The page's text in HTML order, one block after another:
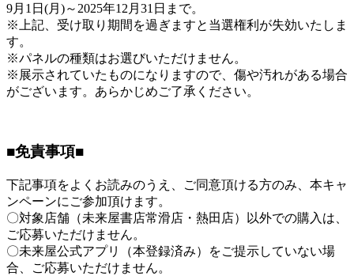
9月1日(月)～2025年12月31日まで。
※上記、受け取り期間を過ぎますと当選権利が失効いたしま
す。
※パネルの種類はお選びいただけません。
※展示されていたものになりますので、傷や汚れがある場合
がございます。あらかじめご了承ください。
■免責事項■
下記事項をよくお読みのうえ、ご同意頂ける方のみ、本キャ
ンペーンにご参加頂けます。
〇対象店舗（未来屋書店常滑店・熱田店）以外での購入は、
ご応募いただけません。
〇未来屋公式アプリ（本登録済み）をご提示していない場
合、ご応募いただけません。